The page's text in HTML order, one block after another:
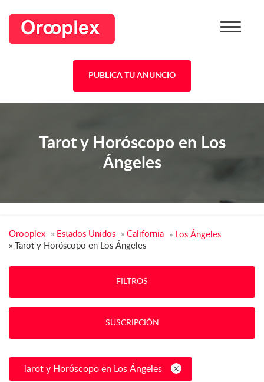
PUBLICA TU ANUNCIO
Tarot y Horóscopo en Los
Ángeles
Orooplex » Estados Unidos » California » Los Ángeles
»
Tarot y Horóscopo en Los Ángeles
FILTROS
SUSCRIPCIÓN
Tarot y Horóscopo en Los Ángeles